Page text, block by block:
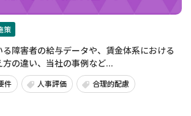
策
障害者の給与データや、賃金体系における
の違い、当社の事例など...
件 人事評価 合理的配慮